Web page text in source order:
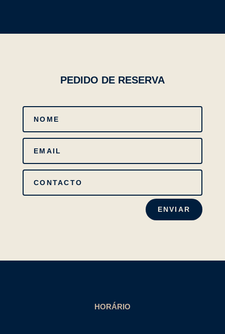
PEDIDO DE RESERVA
ENVIAR
HORÁRIO